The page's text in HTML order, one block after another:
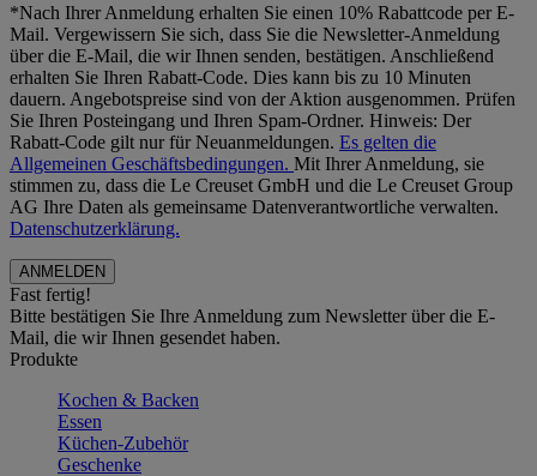
*Nach Ihrer Anmeldung erhalten Sie einen 10% Rabattcode per E-
Mail. Vergewissern Sie sich, dass Sie die Newsletter-Anmeldung
über die E-Mail, die wir Ihnen senden, bestätigen. Anschließend
erhalten Sie Ihren Rabatt-Code. Dies kann bis zu 10 Minuten
dauern. Angebotspreise sind von der Aktion ausgenommen. Prüfen
Sie Ihren Posteingang und Ihren Spam-Ordner. Hinweis: Der
Rabatt-Code gilt nur für Neuanmeldungen. Es gelten die
Allgemeinen Geschäftsbedingungen. Mit Ihrer Anmeldung, sie
stimmen zu, dass die Le Creuset GmbH und die Le Creuset Group
AG Ihre Daten als gemeinsame Datenverantwortliche verwalten.
Datenschutzerklärung.
Fast fertig!
Bitte bestätigen Sie Ihre Anmeldung zum Newsletter über die E-
Mail, die wir Ihnen gesendet haben.
Produkte
Kochen & Backen
Essen
Küchen-Zubehör
Geschenke